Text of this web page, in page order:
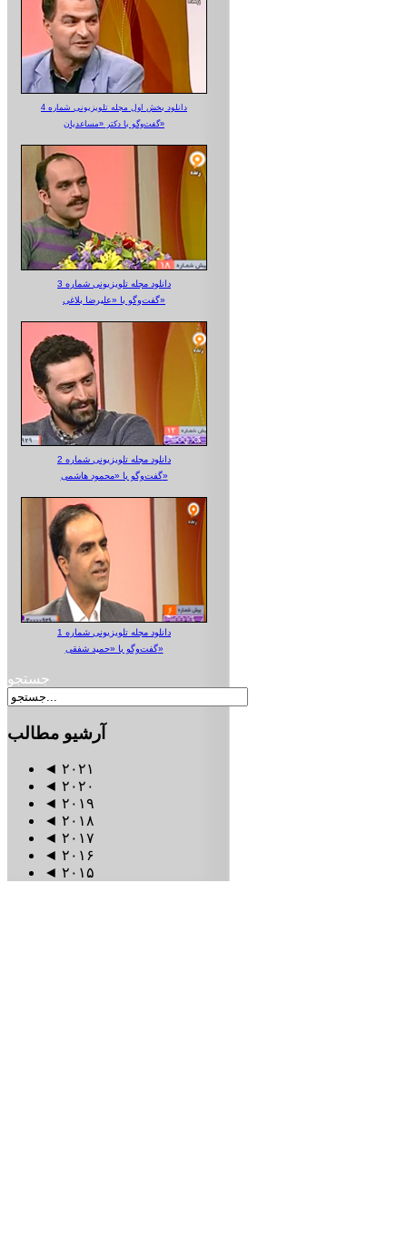
دانلود بخش اول مجله تلویزیونی شماره 4
گفت‌وگو با دکتر «مساعدیان»
دانلود مجله تلویزیونی شماره 3
گفت‌وگو با «علیرضا بلاغی»
دانلود مجله تلویزیونی شماره 2
گفت‌وگو با «محمود هاشمی»
دانلود مجله تلویزیونی شماره 1
گفت‌وگو با «حمید شفقی»
جستجو
آرشیو مطالب
◄ ۲۰۲۱
◄ ۲۰۲۰
◄ ۲۰۱۹
◄ ۲۰۱۸
◄ ۲۰۱۷
◄ ۲۰۱۶
◄ ۲۰۱۵